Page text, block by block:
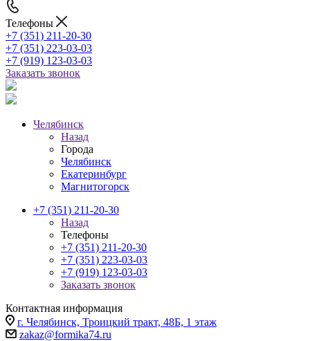
Телефоны
+7 (351) 211-20-30
+7 (351) 223-03-03
+7 (919) 123-03-03
Заказать звонок
Челябинск
Назад
Города
Челябинск
Екатеринбург
Магнитогорск
+7 (351) 211-20-30
Назад
Телефоны
+7 (351) 211-20-30
+7 (351) 223-03-03
+7 (919) 123-03-03
Заказать звонок
Контактная информация
г. Челябинск, Троицкий тракт, 48Б, 1 этаж
zakaz@formika74.ru